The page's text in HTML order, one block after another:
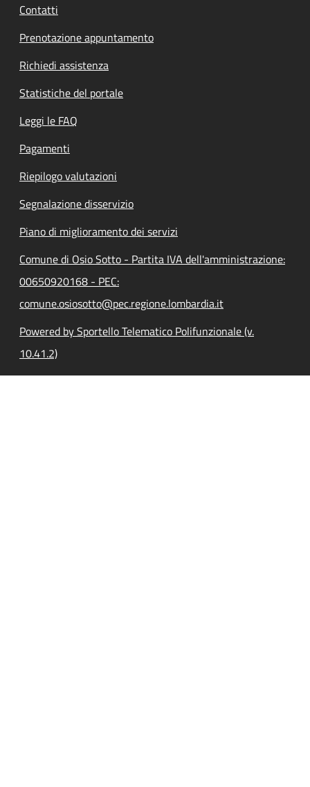
Contatti
Prenotazione appuntamento
Richiedi assistenza
Statistiche del portale
Leggi le FAQ
Pagamenti
Riepilogo valutazioni
Segnalazione disservizio
Piano di miglioramento dei servizi
Comune di Osio Sotto - Partita IVA dell'amministrazione:
00650920168 - PEC:
comune.osiosotto@pec.regione.lombardia.it
Powered by Sportello Telematico Polifunzionale (v.
10.41.2)